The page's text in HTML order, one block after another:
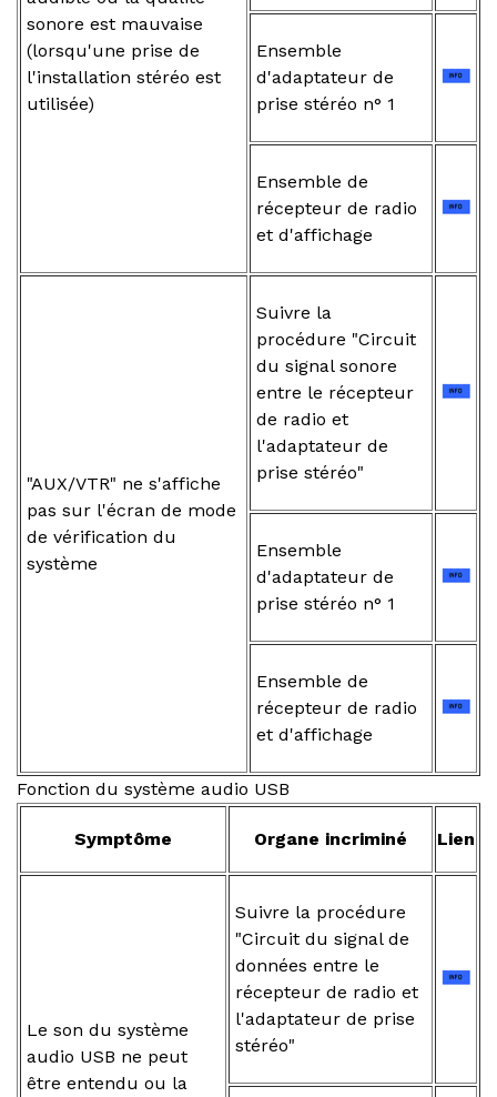
sonore est mauvaise
(lorsqu'une prise de
l'installation stéréo est
utilisée)
Ensemble
d'adaptateur de
prise stéréo n° 1
Ensemble de
récepteur de radio
et d'affichage
"AUX/VTR" ne s'affiche
pas sur l'écran de mode
de vérification du
système
Suivre la
procédure "Circuit
du signal sonore
entre le récepteur
de radio et
l'adaptateur de
prise stéréo"
Ensemble
d'adaptateur de
prise stéréo n° 1
Ensemble de
récepteur de radio
et d'affichage
Fonction du système audio USB
Symptôme Organe incriminé Lien
Le son du système
audio USB ne peut
être entendu ou la
Suivre la procédure
"Circuit du signal de
données entre le
récepteur de radio et
l'adaptateur de prise
stéréo"